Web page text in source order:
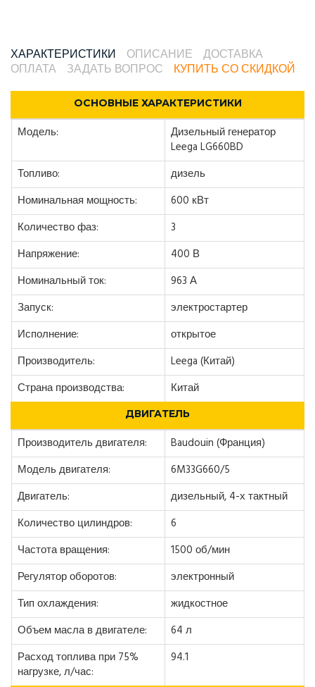
ХАРАКТЕРИСТИКИ ОПИСАНИЕ
ДОСТАВКА
ОПЛАТА
ЗАДАТЬ ВОПРОС КУПИТЬ СО СКИДКОЙ
ОСНОВНЫЕ ХАРАКТЕРИСТИКИ
Модель:
Дизельный генератор
Leega LG660BD
Топливо:
дизель
Номинальная мощность:
600 кВт
Количество фаз:
3
Напряжение:
400 В
Номинальный ток:
963 А
Запуск:
электростартер
Исполнение:
открытое
Производитель:
Leega (Китай)
Страна производства:
Китай
ДВИГАТЕЛЬ
Производитель двигателя:
Baudouin (Франция)
Модель двигателя:
6M33G660/5
Двигатель:
дизельный, 4-х тактный
Количество цилиндров:
6
Частота вращения:
1500 об/мин
Регулятор оборотов:
электронный
Тип охлаждения:
жидкостное
Объем масла в двигателе:
64 л
Расход топлива при 75%
нагрузке, л/час:
94.1